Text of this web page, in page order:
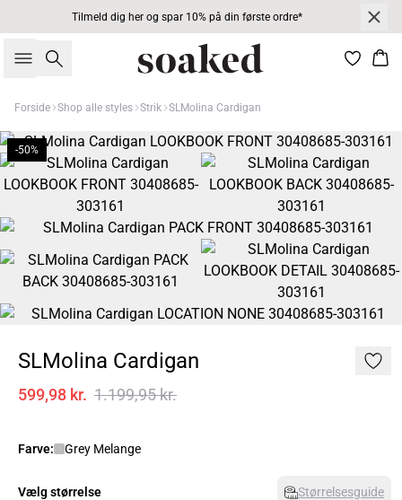
Tilmeld dig her og spar 10% på din første ordre*
Søg
Forside Shop alle styles Strik SLMolina Cardigan
-50%
SLMolina Cardigan
599,98 kr. 1.199,95 kr.
Farve: Grey Melange
Vælg størrelse Størrelsesguide